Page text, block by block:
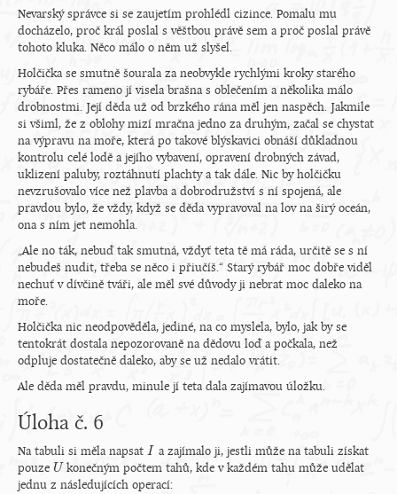
Nevarský správce si se zaujetím prohlédl cizince. Pomalu mu
docházelo, proč král poslal s věštbou právě sem a proč poslal právě
tohoto kluka. Něco málo o něm už slyšel.
Holčička se smutně šourala za neobvykle rychlými kroky starého
rybáře. Přes rameno jí visela brašna s oblečením a několika málo
drobnostmi. Její děda už od brzkého rána měl jen naspěch. Jakmile
si všiml, že z oblohy mizí mračna jedno za druhým, začal se chystat
na výpravu na moře, která po takové blýskavici obnáší důkladnou
kontrolu celé lodě a jejího vybavení, opravení drobných závad,
uklizení paluby, roztáhnutí plachty a tak dále. Nic by holčičku
nevzrušovalo více než plavba a dobrodružství s ní spojená, ale
pravdou bylo, že vždy, když se děda vypravoval na lov na širý oceán,
ona s ním jet nemohla.
„Ale no ták, nebuď tak smutná, vždyť teta tě má ráda, určitě se s ní
nebudeš nudit, třeba se něco i přiučíš.“ Starý rybář moc dobře viděl
nechuť v dívčině tváři, ale měl své důvody ji nebrat moc daleko na
moře.
Holčička nic neodpověděla, jediné, na co myslela, bylo, jak by se
tentokrát dostala nepozorovaně na dědovu loď a počkala, než
odpluje dostatečně daleko, aby se už nedalo vrátit.
Ale děda měl pravdu, minule jí teta dala zajímavou úložku.
Úloha č. 6
Na tabuli si měla napsat I
I a zajímalo ji, jestli může na tabuli získat
pouze U
U konečným počtem tahů, kde v každém tahu může udělat
jednu z následujících operací: